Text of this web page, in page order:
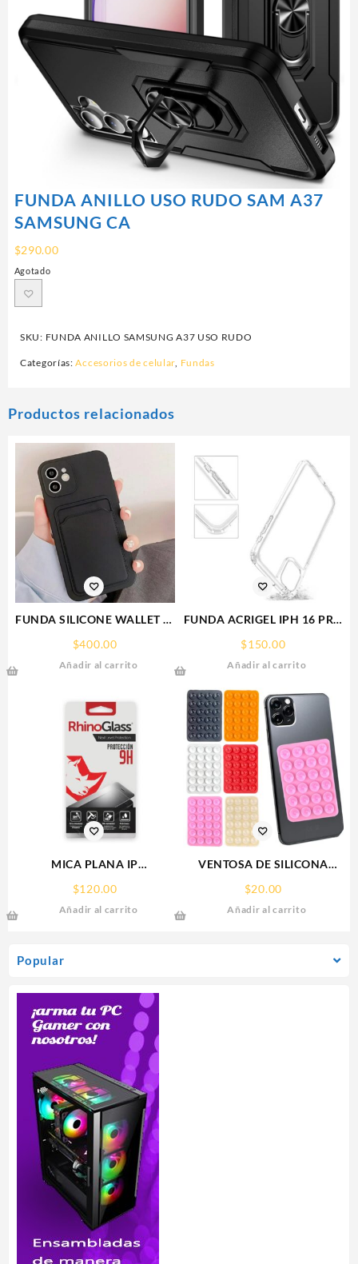
Popular
FUNDA ANILLO USO RUDO SAM A37
SAMSUNG CA
$290.00
Agotado
SKU: FUNDA ANILLO SAMSUNG A37 USO RUDO
Categorías:Accesorios de celular, Fundas
Productos relacionados
FUNDA SILICONE WALLET IP
$400.00
Añadir al carrito
FUNDA ACRIGEL IPH 16 PRO
$150.00
Añadir al carrito
MICA PLANA IP
16PRO/17/17PRO IPHONE
9H RHINOGLASS
$120.00
Añadir al carrito
VENTOSA DE SILICONA
SOPORTE PARA CELULAR
$20.00
Añadir al carrito